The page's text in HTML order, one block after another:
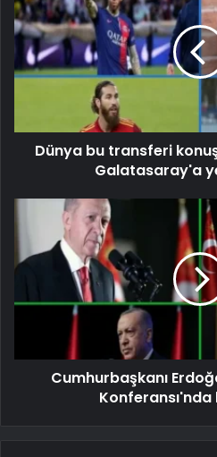
Dünya bu transferi
Galatasaray'a
Cumhurbaşkanı